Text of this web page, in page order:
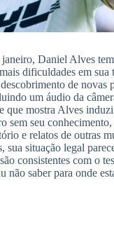
janeiro, Daniel Alves tem
dificuldades em sua
de novas
um áudio da
que mostra Alves
sem seu conhecimento,
e relatos de outras
sua situação legal
consistentes com o
não saber para onde